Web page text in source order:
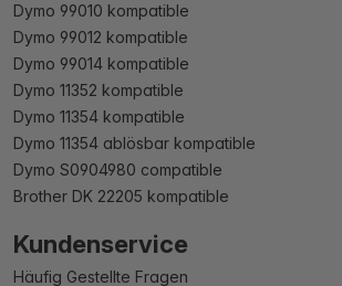
Dymo 99010 kompatible
Dymo 99012 kompatible
Dymo 99014 kompatible
Dymo 11352 kompatible
Dymo 11354 kompatible
Dymo 11354 ablösbar kompatible
Dymo S0904980 compatible
Brother DK 22205 kompatible
Kundenservice
Häufig Gestellte Fragen